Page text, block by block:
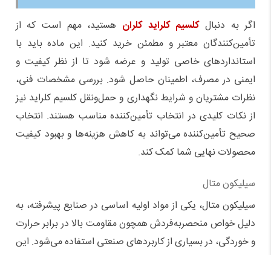
اگر به دنبالکلسیم کلراید کلران هستید، مهم است که از
تأمین‌کنندگان معتبر و مطمئن خرید کنید. این ماده باید با
استانداردهای خاصی تولید و عرضه شود تا از نظر کیفیت و
ایمنی در مصرف، اطمینان حاصل شود. بررسی مشخصات فنی،
نظرات مشتریان و شرایط نگهداری و حمل‌ونقل کلسیم کلراید نیز
از نکات کلیدی در انتخاب تأمین‌کننده مناسب هستند. انتخاب
صحیح تأمین‌کننده می‌تواند به کاهش هزینه‌ها و بهبود کیفیت
محصولات نهایی شما کمک کند.
سیلیکون متال
سیلیکون متال، یکی از مواد اولیه اساسی در صنایع پیشرفته، به
دلیل خواص منحصربه‌فردش همچون مقاومت بالا در برابر حرارت
و خوردگی، در بسیاری از کاربردهای صنعتی استفاده می‌شود. این